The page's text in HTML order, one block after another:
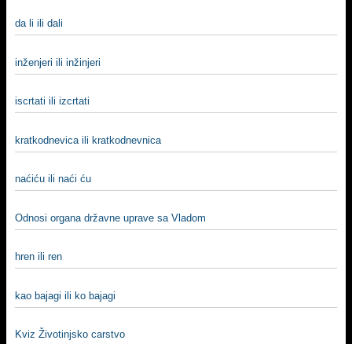
da li ili dali
inženjeri ili inžinjeri
iscrtati ili izcrtati
kratkodnevica ili kratkodnevnica
naćiću ili naći ću
Odnosi organa državne uprave sa Vladom
hren ili ren
kao bajagi ili ko bajagi
Kviz Životinjsko carstvo